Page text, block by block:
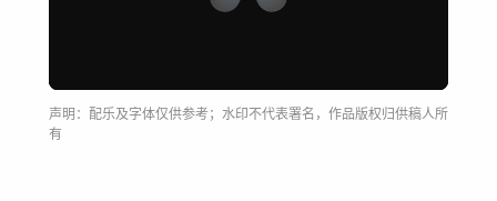
声明：配乐及字体仅供参考；水印不代表署名，作品版权归供稿人所
有